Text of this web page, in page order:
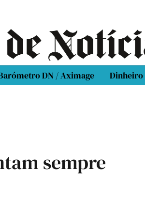
DN / Aximage Dinheiro
sempre